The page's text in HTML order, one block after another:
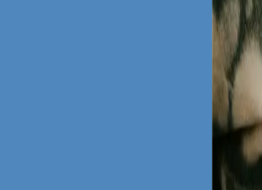
jednak błąd: konfigurują
gotowym do zakupu. To
kluczowych i skupienie się na